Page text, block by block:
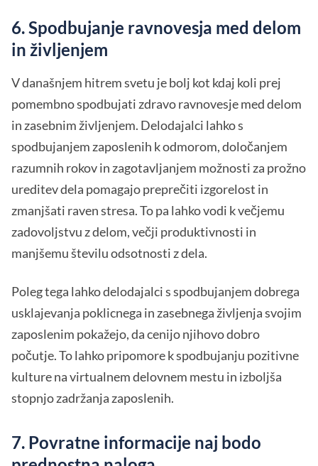
6. Spodbujanje ravnovesja med delom
in življenjem
V današnjem hitrem svetu je bolj kot kdaj koli prej
pomembno spodbujati zdravo ravnovesje med delom
in zasebnim življenjem. Delodajalci lahko s
spodbujanjem zaposlenih k odmorom, določanjem
razumnih rokov in zagotavljanjem možnosti za prožno
ureditev dela pomagajo preprečiti izgorelost in
zmanjšati raven stresa. To pa lahko vodi k večjemu
zadovoljstvu z delom, večji produktivnosti in
manjšemu številu odsotnosti z dela.
Poleg tega lahko delodajalci s spodbujanjem dobrega
usklajevanja poklicnega in zasebnega življenja svojim
zaposlenim pokažejo, da cenijo njihovo dobro
počutje. To lahko pripomore k spodbujanju pozitivne
kulture na virtualnem delovnem mestu in izboljša
stopnjo zadržanja zaposlenih.
7. Povratne informacije naj bodo